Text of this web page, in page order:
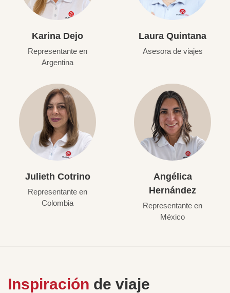
Karina Dejo
Representante en
Argentina
Laura Quintana
Asesora de viajes
Julieth Cotrino
Representante en
Colombia
Angélica
Hernández
Representante en
México
Inspiración de viaje